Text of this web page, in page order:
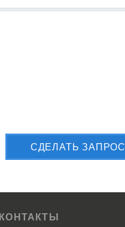
CДЕЛАТЬ ЗАПРОС
КОНТАКТЫ